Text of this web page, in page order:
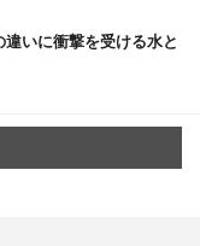
いに衝撃を受ける水と